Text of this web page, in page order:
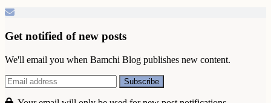
Get notified of new posts
We'll email you when Bamchi Blog publishes new content.